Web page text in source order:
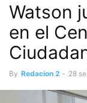
Watson
en el
By Redacion 2 - 28